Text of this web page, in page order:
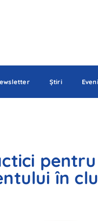
Știri
în